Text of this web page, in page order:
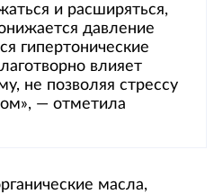
и расширяться,
давление
гипертонические
влияет
не позволяя стрессу
— отметила
масла,